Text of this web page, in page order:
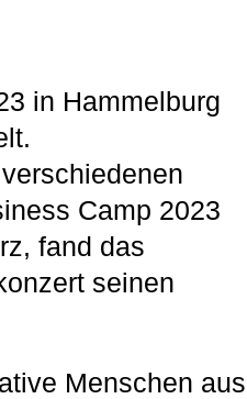
in Hammelburg
Camp 2023
fand das
seinen
Menschen aus